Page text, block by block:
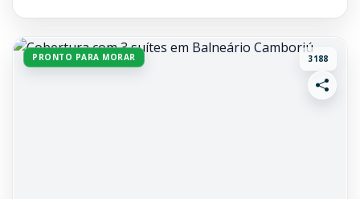
PRONTO PARA MORAR 3188